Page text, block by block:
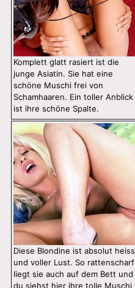
Komplett glatt rasiert ist die
junge Asiatin. Sie hat eine
schöne Muschi frei von
Schamhaaren. Ein toller Anblick
ist ihre schöne Spalte.
Diese Blondine ist absolut heiss
und voller Lust. So rattenscharf
liegt sie auch auf dem Bett und
du siehst hier ihre tolle Muschi